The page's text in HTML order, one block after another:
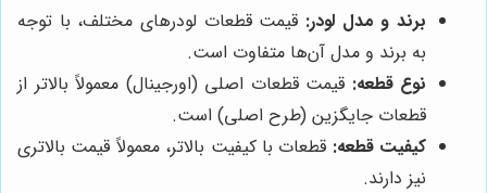
برند و مدل لودر: قیمت قطعات لودرهای مختلف، با توجه
به برند و مدل آن‌ها متفاوت است.
نوع قطعه: قیمت قطعات اصلی (اورجینال) معمولاً بالاتر از
قطعات جایگزین (طرح اصلی) است.
کیفیت قطعه: قطعات با کیفیت بالاتر، معمولاً قیمت بالاتری
نیز دارند.